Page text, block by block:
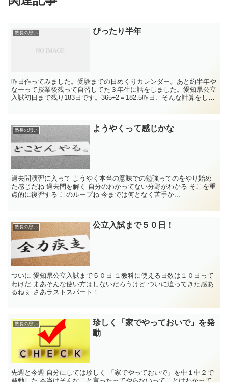
塾長の思い ぴったり半年
昨日作ってみました。受験までの日めくりカレンダー。あと約半年や
なーって授業後残って自習してた３年生に話をしました。愛知県公立
入試初日まで残り183日です。365÷2＝182.5昨日、そんな計算をして
塾長の思い ようやくって感じかな
過去問演習に入って ようやく本当の意味での勉強ってのをやり始め
た感じだね 過去問を解く 自分のわかってない分野がわかる そこを重
点的に復習する このループね 今までは何となく苦手か...
塾長の思い 公立入試まで５０日！
ついに 愛知県公立入試まで５０日 １教科に使える日数は１０日って
わけだ まあそんな使い方はしないだろうけど ついに迫ってきた感あ
るねぇ さあラストスパート！
塾長の思い
珍しく「家でやっておいで」を発
動
先週と今週 自分にしては珍しく 「家でやっておいで」を中１中２で